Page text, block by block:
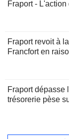
Fraport -
Fraport revoit à
Francfort en
Fraport dépasse
trésorerie pèse